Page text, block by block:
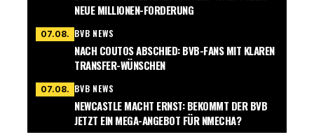
NEUE MILLIONEN-FORDERUNG
07.08. BVB NEWS
NACH COUTOS ABSCHIED: BVB-FANS MIT KLAREN
TRANSFER-WÜNSCHEN
07.08. BVB NEWS
NEWCASTLE MACHT ERNST: BEKOMMT DER BVB
JETZT EIN MEGA-ANGEBOT FÜR NMECHA?